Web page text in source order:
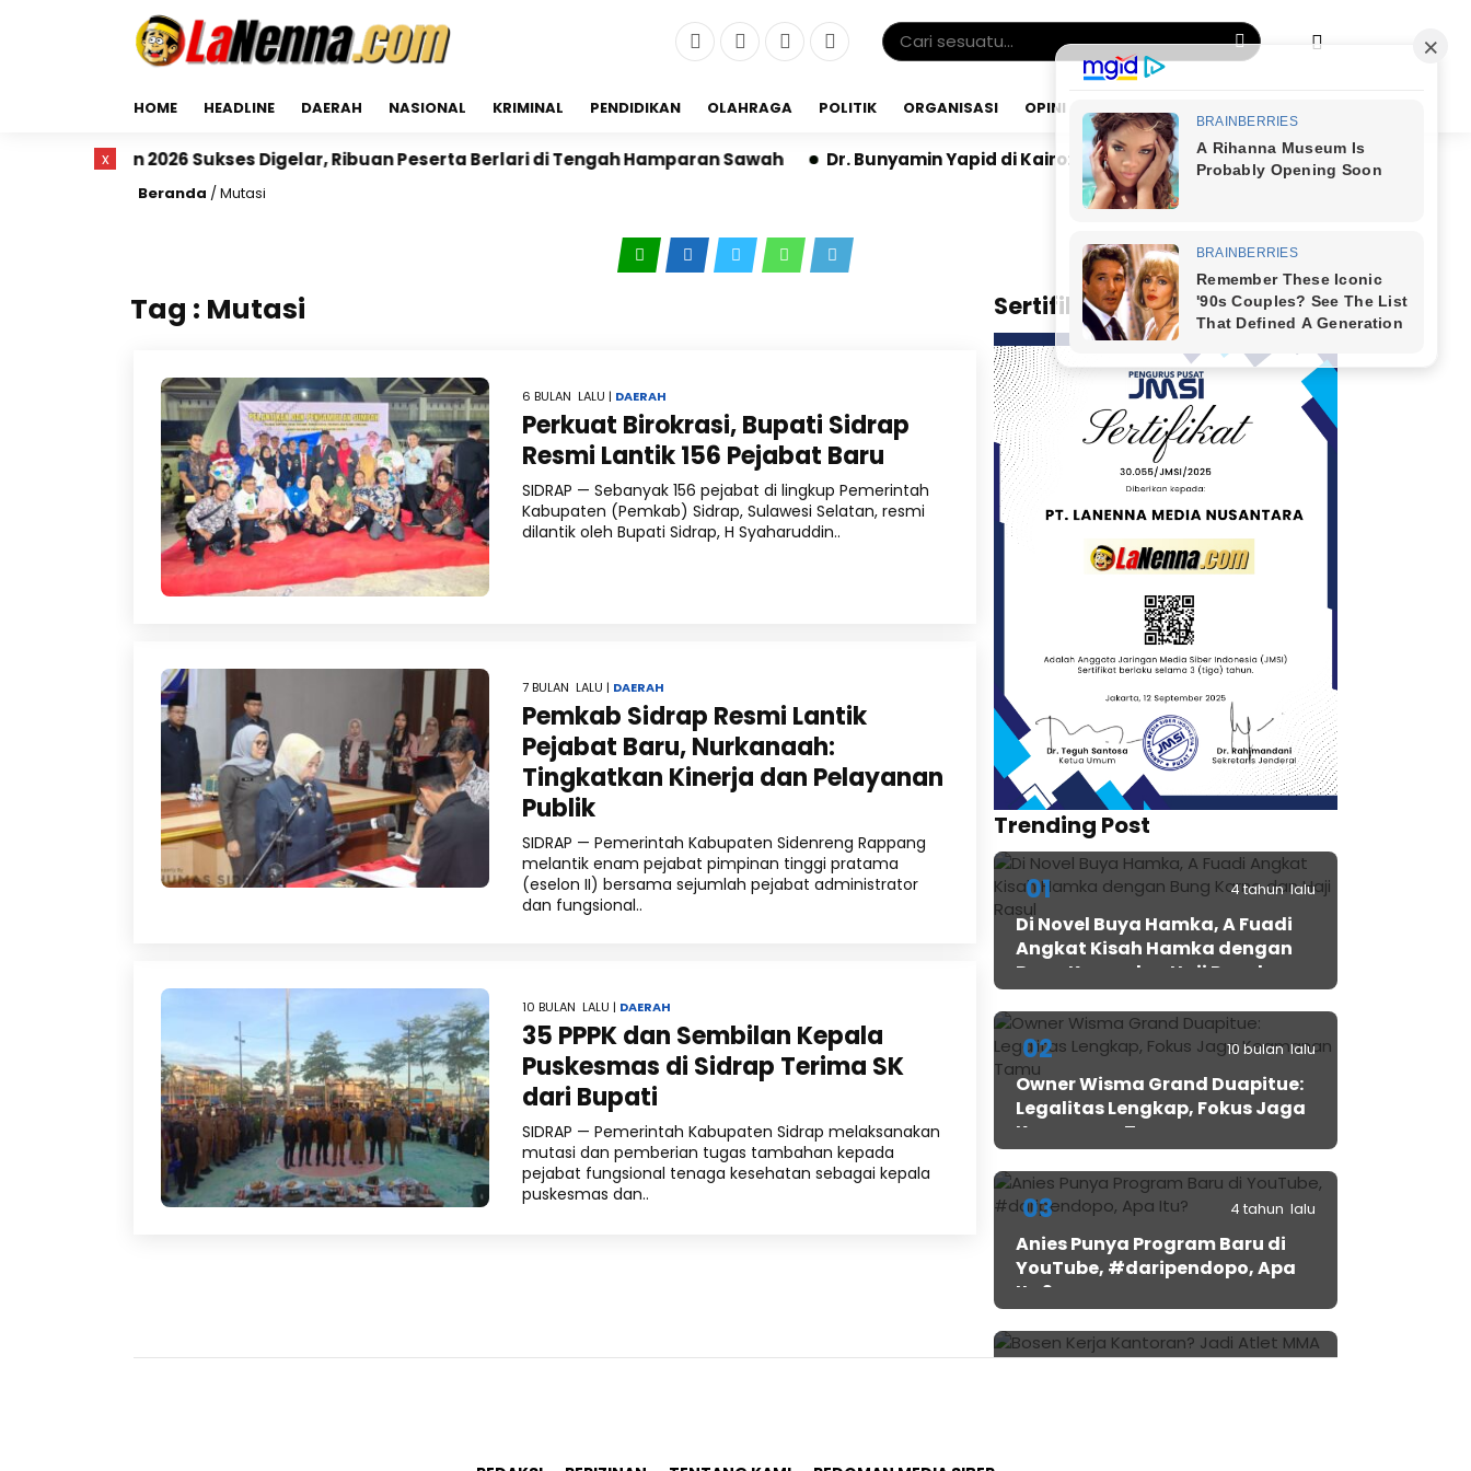
HOME HEADLINE DAERAH NASIONAL KRIMINAL PENDIDIKAN OLAHRAGA POLITIK ORGANISASI OPINI
Run 2026 Sukses Digelar, Ribuan Peserta Berlari di Tengah Hamparan Sawah Dr. Bunyamin Yapid di Kairo: Tak Mampu Kelola Uang Bulanan, Jangan
Beranda /Mutasi
Tag : Mutasi
6 BULAN LALU | DAERAH
Perkuat Birokrasi, Bupati Sidrap
Resmi Lantik 156 Pejabat Baru
SIDRAP — Sebanyak 156 pejabat di lingkup Pemerintah
Kabupaten (Pemkab) Sidrap, Sulawesi Selatan, resmi
dilantik oleh Bupati Sidrap, H Syaharuddin..
7 BULAN LALU | DAERAH
Pemkab Sidrap Resmi Lantik
Pejabat Baru, Nurkanaah:
Tingkatkan Kinerja dan Pelayanan
Publik
SIDRAP — Pemerintah Kabupaten Sidenreng Rappang
melantik enam pejabat pimpinan tinggi pratama
(eselon II) bersama sejumlah pejabat administrator
dan fungsional..
10 BULAN LALU | DAERAH
35 PPPK dan Sembilan Kepala
Puskesmas di Sidrap Terima SK
dari Bupati
SIDRAP — Pemerintah Kabupaten Sidrap melaksanakan
mutasi dan pemberian tugas tambahan kepada
pejabat fungsional tenaga kesehatan sebagai kepala
puskesmas dan..
Sertifikat JMSI
Trending Post
01 4 tahun lalu
Di Novel Buya Hamka, A Fuadi
Angkat Kisah Hamka dengan
Bung Karno dan Haji Rasul
02 10 bulan lalu
Owner Wisma Grand Duapitue:
Legalitas Lengkap, Fokus Jaga
Keamanan Tamu
03 4 tahun lalu
Anies Punya Program Baru di
YouTube, #daripendopo, Apa
Itu?
04
x x